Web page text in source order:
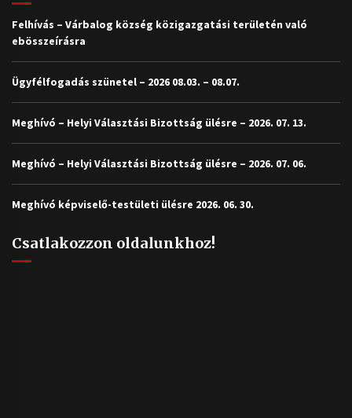
Felhívás – Várbalog község közigazgatási területén való
ebösszeírásra
Ügyfélfogadás szünetel – 2026 08.03. – 08.07.
Meghívó – Helyi Választási Bizottság ülésre – 2026. 07. 13.
Meghívó – Helyi Választási Bizottság ülésre – 2026. 07. 06.
Meghívó képviselő-testületi ülésre 2026. 06. 30.
Csatlakozzon oldalunkhoz!